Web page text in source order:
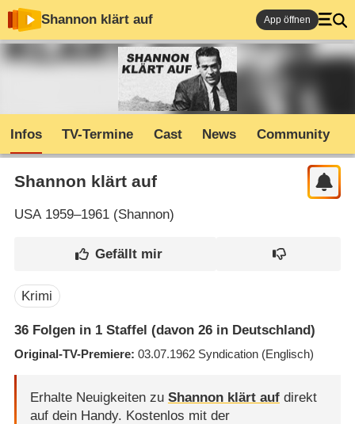
Shannon klärt auf App öffnen
Infos TV-Termine Cast News Community
Shannon klärt auf
USA1959–1961 (Shannon)
Krimi
36Folgen in 1Staffel (davon 26 in Deutschland)
Original-TV-Premiere 03.07.1962 Syndication (Englisch)
Erhalte Neuigkeiten zu Shannon klärt aufdirekt
auf dein Handy. Kostenlos mit der